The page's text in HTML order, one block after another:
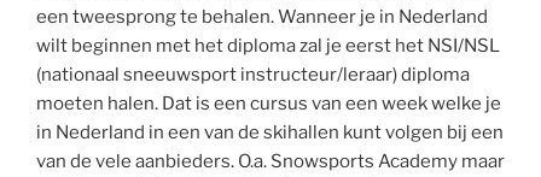
een tweesprong te behalen. Wanneer je in Nederland
wilt beginnen met het diploma zal je eerst het NSI/NSL
(nationaal sneeuwsport instructeur/leraar) diploma
moeten halen. Dat is een cursus van een week welke je
in Nederland in een van de skihallen kunt volgen bij een
van de vele aanbieders. O.a. Snowsports Academy maar